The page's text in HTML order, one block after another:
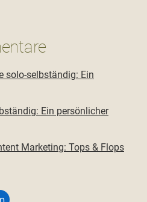
solo-selbständig: Ein
Ein persönlicher
Marketing: Tops & Flops